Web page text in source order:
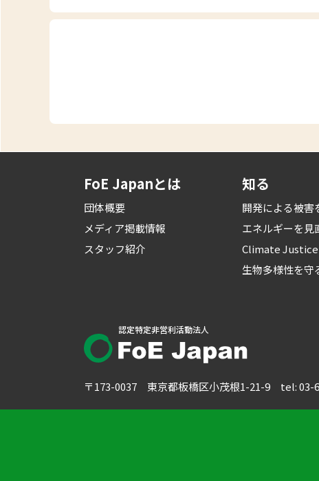
FoE Japanとは
団体概要
メディア掲載情報
スタッフ紹介
知る
開発による被害
エネルギーを見
Climate Justice
生物多様性を守
認定特定非営利活動法人
〒173-0037 東京都板橋区小茂根1-21-9 tel: 03-